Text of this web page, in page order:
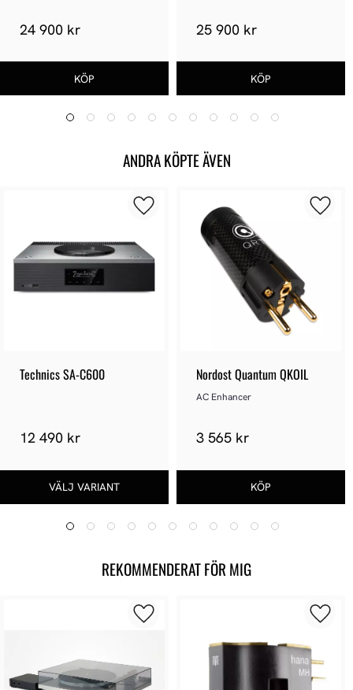
24 900 kr 25 900 kr
ANDRA KÖPTE ÄVEN
Technics SA-C600
12 490 kr
Nordost Quantum QKOIL
AC Enhancer
3 565 kr
REKOMMENDERAT FÖR MIG